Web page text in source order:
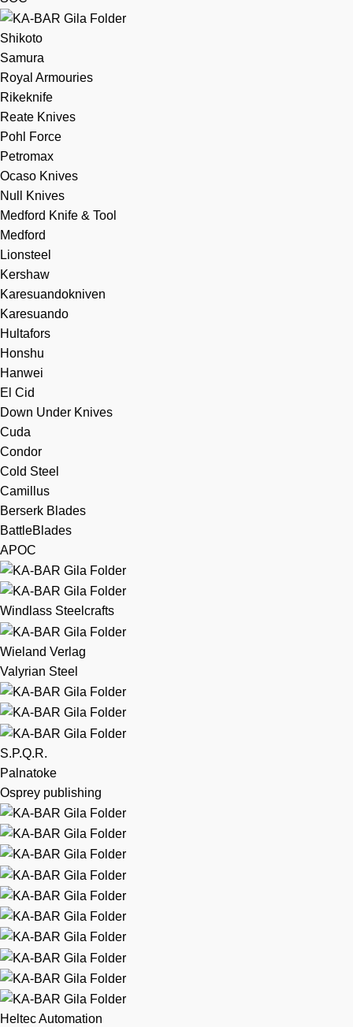
Shikoto
Samura
Royal Armouries
Rikeknife
Reate Knives
Pohl Force
Petromax
Ocaso Knives
Null Knives
Medford Knife & Tool
Medford
Lionsteel
Kershaw
Karesuandokniven
Karesuando
Hultafors
Honshu
Hanwei
El Cid
Down Under Knives
Cuda
Condor
Cold Steel
Camillus
Berserk Blades
BattleBlades
APOC
Windlass Steelcrafts
Wieland Verlag
Valyrian Steel
S.P.Q.R.
Palnatoke
Osprey publishing
Heltec Automation